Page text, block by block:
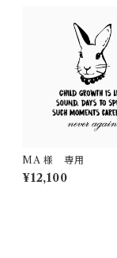
MA 様 専用
¥12,100